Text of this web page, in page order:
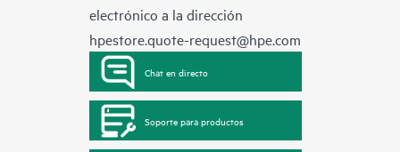
electrónico a la dirección
hpestore.quote-request@hpe.com
Chat en directo
Soporte para productos